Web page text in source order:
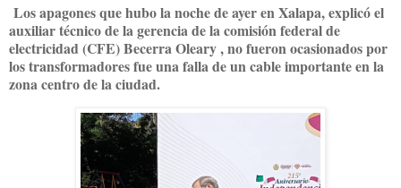
Los apagones que hubo la noche de ayer en Xalapa, explicó el
auxiliar técnico de la gerencia de la comisión federal de
electricidad (CFE) Becerra Oleary , no fueron ocasionados por
los transformadores fue una falla de un cable importante en la
zona centro de la ciudad.